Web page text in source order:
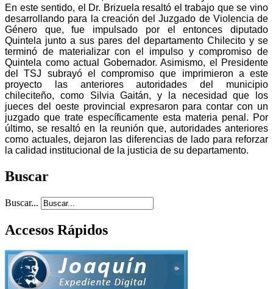
En este sentido, el Dr. Brizuela resaltó el trabajo que se vino
desarrollando para la creación del Juzgado de Violencia de
Género que, fue impulsado por el entonces diputado
Quintela junto a sus pares del departamento Chilecito y se
terminó de materializar con el impulso y compromiso de
Quintela como actual Gobernador. Asimismo, el Presidente
del TSJ subrayó el compromiso que imprimieron a este
proyecto las anteriores autoridades del municipio
chileciteño, como Silvia Gaitán, y la necesidad que los
jueces del oeste provincial expresaron para contar con un
juzgado que trate específicamente esta materia penal. Por
último, se resaltó en la reunión que, autoridades anteriores
como actuales, dejaron las diferencias de lado para reforzar
la calidad institucional de la justicia de su departamento.
Buscar
Buscar...
Accesos Rápidos